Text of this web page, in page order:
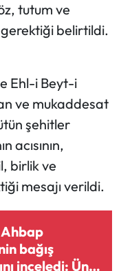
tutum ve
belirtildi.
Ehl-i Beyt-i
ve mukaddesat
şehitler
acısının,
birlik ve
mesajı verildi.
bağış
inceledi: Ünlü